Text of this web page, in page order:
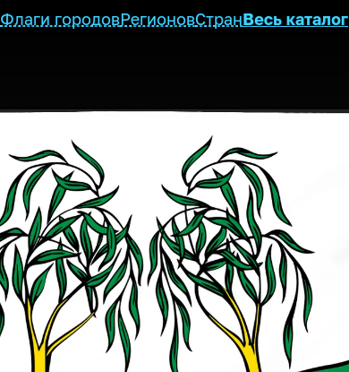
Флаги городовРегионовСтранВесь каталог